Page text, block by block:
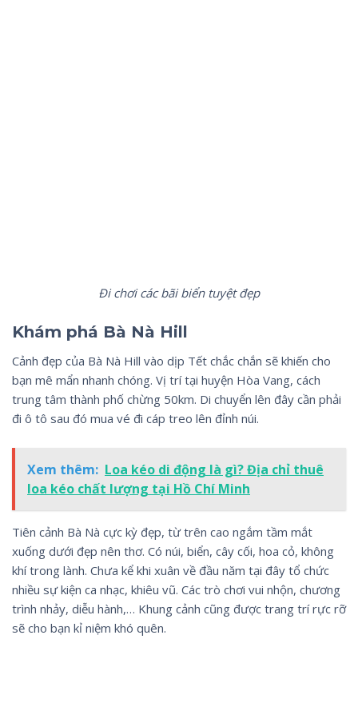
Đi chơi các bãi biển tuyệt đẹp
Khám phá Bà Nà Hill
Cảnh đẹp của Bà Nà Hill vào dịp Tết chắc chắn sẽ khiến cho
bạn mê mẩn nhanh chóng. Vị trí tại huyện Hòa Vang, cách
trung tâm thành phố chừng 50km. Di chuyển lên đây cần phải
đi ô tô sau đó mua vé đi cáp treo lên đỉnh núi.
Xem thêm: Loa kéo di động là gì? Địa chỉ thuê
loa kéo chất lượng tại Hồ Chí Minh
Tiên cảnh Bà Nà cực kỳ đẹp, từ trên cao ngắm tầm mắt
xuống dưới đẹp nên thơ. Có núi, biển, cây cối, hoa cỏ, không
khí trong lành. Chưa kể khi xuân về đầu năm tại đây tổ chức
nhiều sự kiện ca nhạc, khiêu vũ. Các trò chơi vui nhộn, chương
trình nhảy, diễu hành,… Khung cảnh cũng được trang trí rực rỡ
sẽ cho bạn kỉ niệm khó quên.